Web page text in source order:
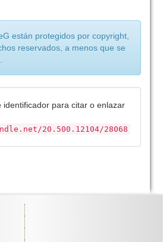
están protegidos por copyright,
reservados, a menos que se
identificador para citar o enlazar
20.500.12104/28068